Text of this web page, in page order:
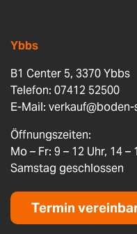
Ybbs
B1 Center 5, 3370 Ybbs
Telefon: 07412 52500
E-Mail:
Öffnungszeiten:
Mo – Fr: 9 – 12 Uhr, 14 –
Samstag geschlossen
Termin